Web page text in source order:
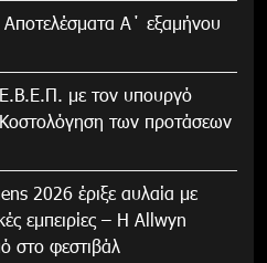
Α΄ εξαμήνου
με τον υπουργό
των προτάσεων
2026 έριξε αυλαία με
εμπειρίες – Η Allwyn
στο φεστιβάλ